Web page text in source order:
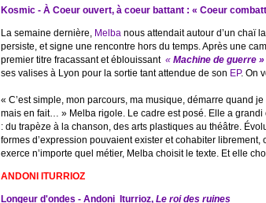
Kosmic - À Coeur ouvert, à coeur battant : « Coeur
La semaine dernière, Melba nous attendait autour d’un chaï
persiste, et signe une rencontre hors du temps. Après une
premier titre fracassant et éblouissant « Machine de guerre »
ses valises à Lyon pour la sortie tant attendue de son EP. On
« C’est simple, mon parcours, ma musique, démarre quand
mais en fait… » Melba rigole. Le cadre est posé. Elle a grandi
: du trapèze à la chanson, des arts plastiques au théâtre.
formes d’expression pouvaient exister et cohabiter librement,
exerce n’importe quel métier, Melba choisit le texte. Et elle
ANDONI ITURRIOZ
Longeur d'ondes - Andoni Iturrioz, Le roi des ruines